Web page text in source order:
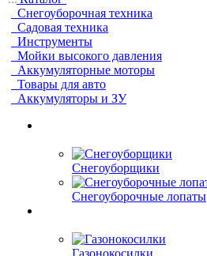
Снегоуборочная техника
Садовая техника
Инструменты
Мойки высокого давления
Аккумуляторные моторы
Товары для авто
Аккумуляторы и ЗУ
Снегоуборщики
Снегоуборочные лопаты
Газонокосилки